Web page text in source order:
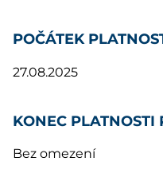
POČÁTEK
27.08.2025
KONEC PLATNOSTI
Bez omezení